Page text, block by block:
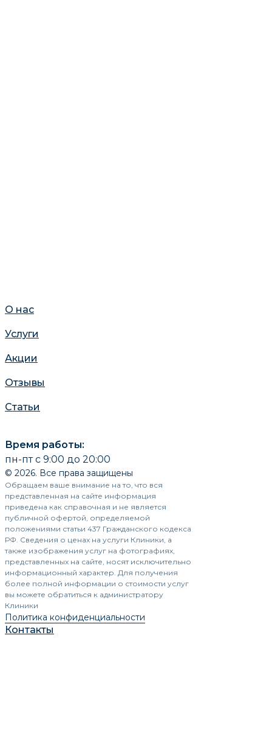
О нас
Услуги
Акции
Отзывы
Статьи
Время работы:
пн-пт с 9:00 до 20:00
© 2026. Все права защищены
Обращаем ваше внимание на то, что вся
представленная на сайте информация
приведена как справочная и не является
публичной офертой, определяемой
положениями статьи 437 Гражданского кодекса
РФ. Сведения о ценах на услуги Клиники, а
также изображения услуг на фотографиях,
представленных на сайте, носят исключительно
информационный характер. Для получения
более полной информации о стоимости услуг
вы можете обратиться к администратору
Клиники
Политика конфиденциальности
Контакты